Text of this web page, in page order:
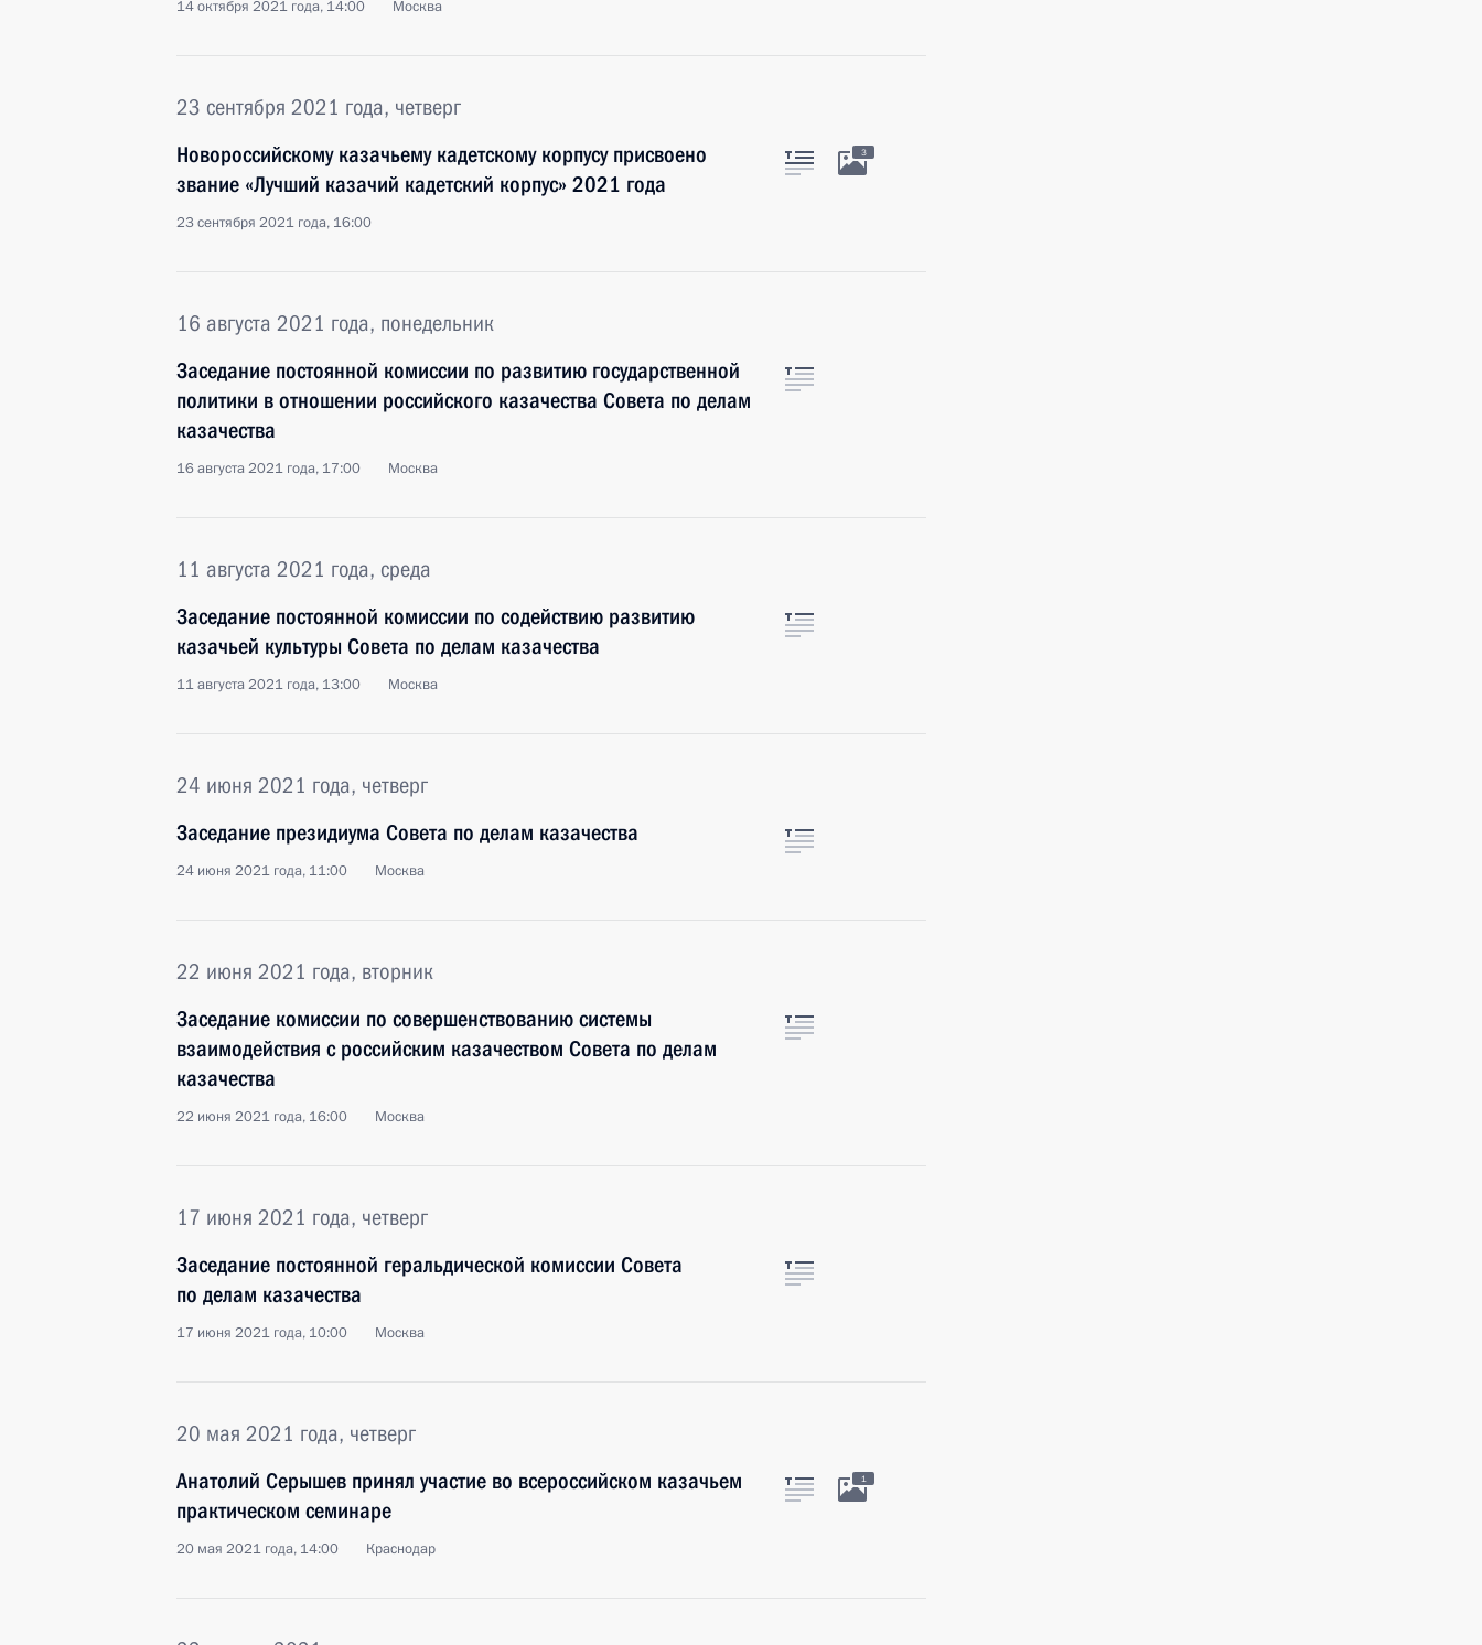
14 октября 2021 года, 14:00 Москва
23 сентября 2021 года, четверг
Новороссийскому казачьему кадетскому корпусу присвоено
звание «Лучший казачий кадетский корпус» 2021 года
23 сентября 2021 года, 16:00
3
16 августа 2021 года, понедельник
Заседание постоянной комиссии по развитию государственной
политики в отношении российского казачества Совета по делам
казачества
16 августа 2021 года, 17:00 Москва
11 августа 2021 года, среда
Заседание постоянной комиссии по содействию развитию
казачьей культуры Совета по делам казачества
11 августа 2021 года, 13:00 Москва
24 июня 2021 года, четверг
Заседание президиума Совета по делам казачества
24 июня 2021 года, 11:00 Москва
22 июня 2021 года, вторник
Заседание комиссии по совершенствованию системы
взаимодействия с российским казачеством Совета по делам
казачества
22 июня 2021 года, 16:00 Москва
17 июня 2021 года, четверг
Заседание постоянной геральдической комиссии Совета
по делам казачества
17 июня 2021 года, 10:00 Москва
20 мая 2021 года, четверг
Анатолий Серышев принял участие во всероссийском казачьем
практическом семинаре
20 мая 2021 года, 14:00 Краснодар
1